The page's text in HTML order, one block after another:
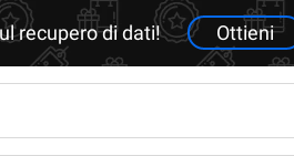
recupero di dati! Ottieni